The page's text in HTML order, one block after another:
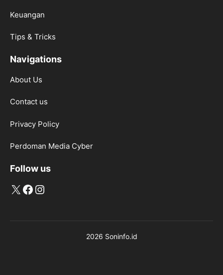
Keuangan
Tips & Tricks
Navigations
About Us
Contact us
Privacy Policy
Perdoman Media Cyber
Follow us
X Facebook
Instagram
2026 Soninfo.id